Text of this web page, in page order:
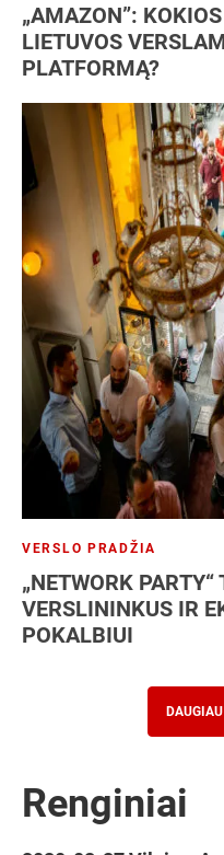
„AMAZON”:
LIETUVOS
PLATFORMĄ?
VERSLO PRADŽIA
„NETWORK
VERSLININKUS IR
POKALBIUI
Renginiai